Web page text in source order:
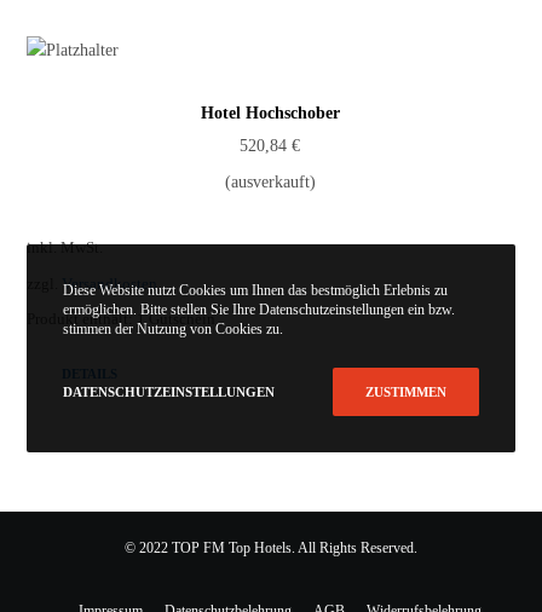
Hotel Hochschober
520,84€
(ausverkauft)
inkl. MwSt.
Versandkosten
Produkt enthält: 1Gutschein
© 2022 TOP FM Top Hotels. All Rights Reserved.
Diese Website nutzt Cookies um Ihnen das bestmöglich Erlebnis zu
ermöglichen. Bitte stellen Sie Ihre Datenschutzeinstellungen ein bzw.
stimmen der Nutzung von Cookies zu.
DATENSCHUTZEINSTELLUNGEN ZUSTIMMEN